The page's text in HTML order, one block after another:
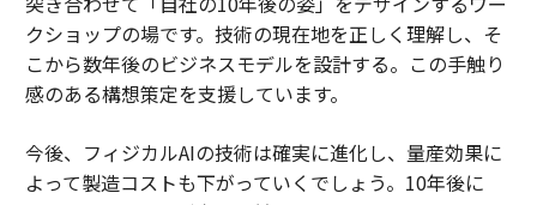
クショップの場です。技術の現在地を正しく理解し、そ
こから数年後のビジネスモデルを設計する。この手触り
感のある構想策定を支援しています。
今後、フィジカルAIの技術は確実に進化し、量産効果に
よって製造コストも下がっていくでしょう。10年後に